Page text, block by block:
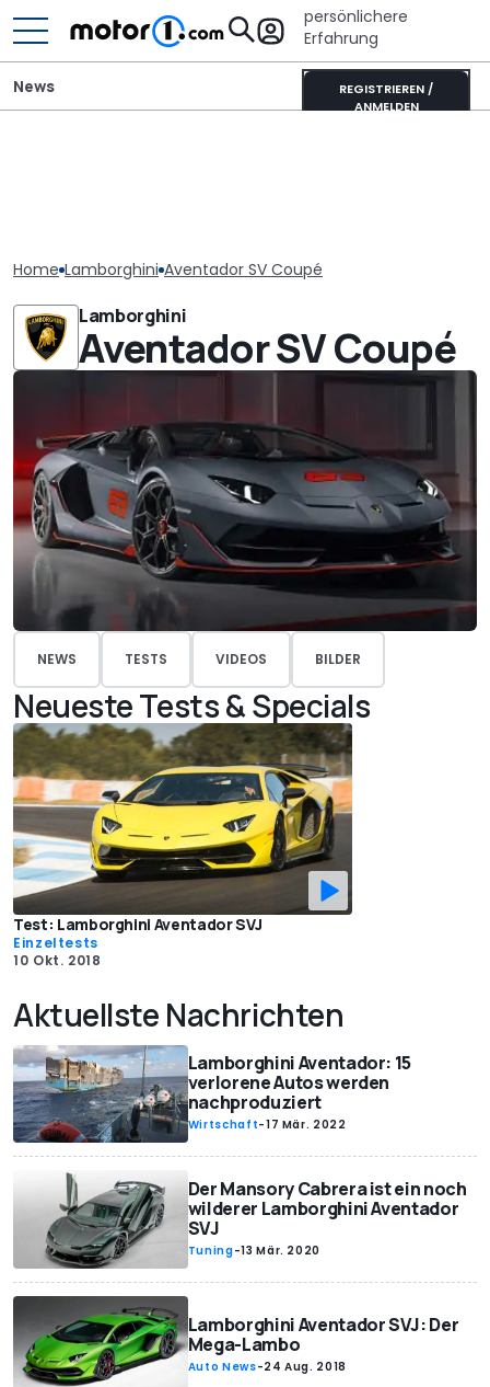
persönlichere
Erfahrung
REGISTRIEREN /
ANMELDEN
News
Home Lamborghini Aventador SV Coupé
Lamborghini
Aventador SV Coupé
NEWS TESTS VIDEOS BILDER
Neueste Tests & Specials
Test: Lamborghini Aventador SVJ
Einzeltests
10 Okt. 2018
Aktuellste Nachrichten
Lamborghini Aventador: 15
verlorene Autos werden
nachproduziert
Wirtschaft-17 Mär. 2022
Der Mansory Cabrera ist ein noch
wilderer Lamborghini Aventador
SVJ
Tuning-13 Mär. 2020
Lamborghini Aventador SVJ: Der
Mega-Lambo
Auto News-24 Aug. 2018